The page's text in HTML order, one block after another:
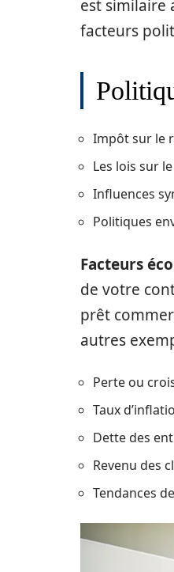
est similaire
facteurs
Impôt sur le
Les lois sur
Influences
Politiques
Facteurs
de votre
prêt
autres
Perte ou
Taux
Dette des
Revenu des
Tendances